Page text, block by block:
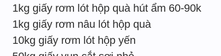
1kg giấy rơm lót hộp quà hút ẩm 60-90k
1kg giấy rơm nâu lót hộp quà
10kg giấy rơm lót hộp yến